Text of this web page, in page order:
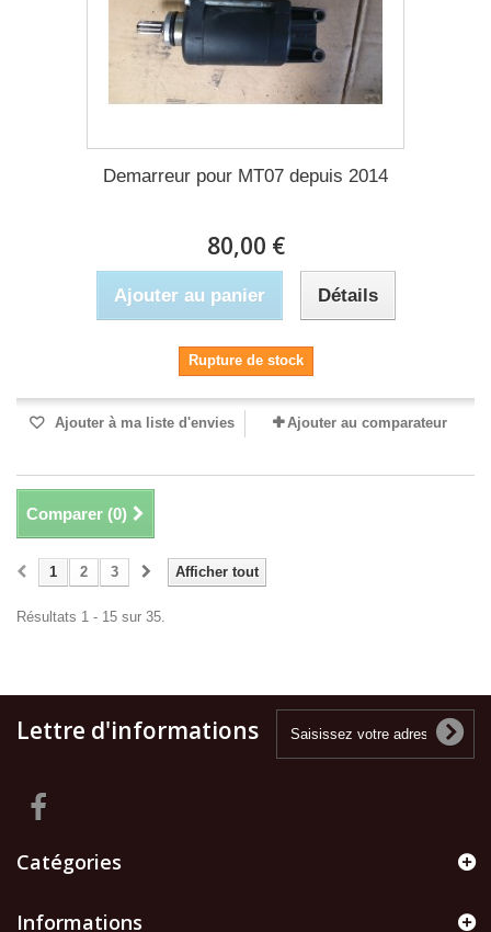
Demarreur pour MT07 depuis 2014
80,00 €
Ajouter au panier Détails
Rupture de stock
Ajouter à ma liste d'envies Ajouter au comparateur
Comparer (0)
Afficher tout
1 2 3
Résultats 1 - 15 sur 35.
Lettre d'informations
Catégories
Informations